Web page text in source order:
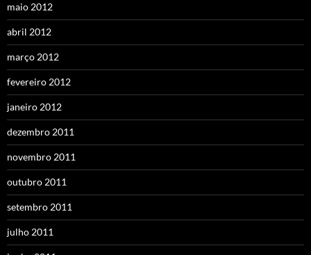
maio 2012
abril 2012
março 2012
fevereiro 2012
janeiro 2012
dezembro 2011
novembro 2011
outubro 2011
setembro 2011
julho 2011